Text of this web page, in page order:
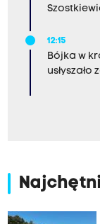
12:15
Bójka w
usłyszało